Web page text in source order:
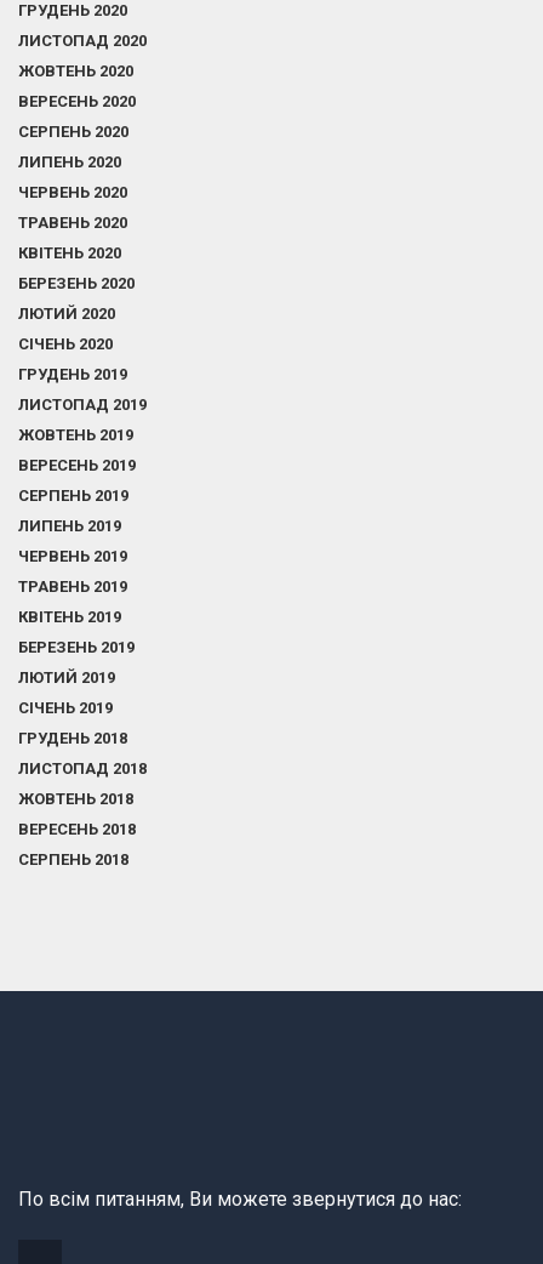
ГРУДЕНЬ 2020
ЛИСТОПАД 2020
ЖОВТЕНЬ 2020
ВЕРЕСЕНЬ 2020
СЕРПЕНЬ 2020
ЛИПЕНЬ 2020
ЧЕРВЕНЬ 2020
ТРАВЕНЬ 2020
КВІТЕНЬ 2020
БЕРЕЗЕНЬ 2020
ЛЮТИЙ 2020
СІЧЕНЬ 2020
ГРУДЕНЬ 2019
ЛИСТОПАД 2019
ЖОВТЕНЬ 2019
ВЕРЕСЕНЬ 2019
СЕРПЕНЬ 2019
ЛИПЕНЬ 2019
ЧЕРВЕНЬ 2019
ТРАВЕНЬ 2019
КВІТЕНЬ 2019
БЕРЕЗЕНЬ 2019
ЛЮТИЙ 2019
СІЧЕНЬ 2019
ГРУДЕНЬ 2018
ЛИСТОПАД 2018
ЖОВТЕНЬ 2018
ВЕРЕСЕНЬ 2018
СЕРПЕНЬ 2018
По всім питанням, Ви можете звернутися до нас: